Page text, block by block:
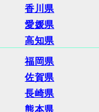
香川県
愛媛県
高知県
福岡県
佐賀県
長崎県
熊本県